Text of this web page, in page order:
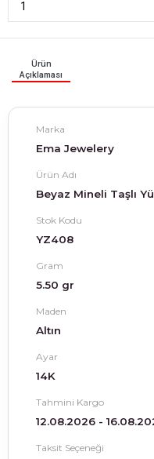
Ürün
Açıklaması
Marka
Ema Jewelery
Ürün Adı
Beyaz Mineli Taşlı
Stok Kodu
YZ408
Gram
5.50 gr
Maden
Altın
Ayar
14K
Tahmini Kargo
12.08.2026 -
Taksit Seçeneği